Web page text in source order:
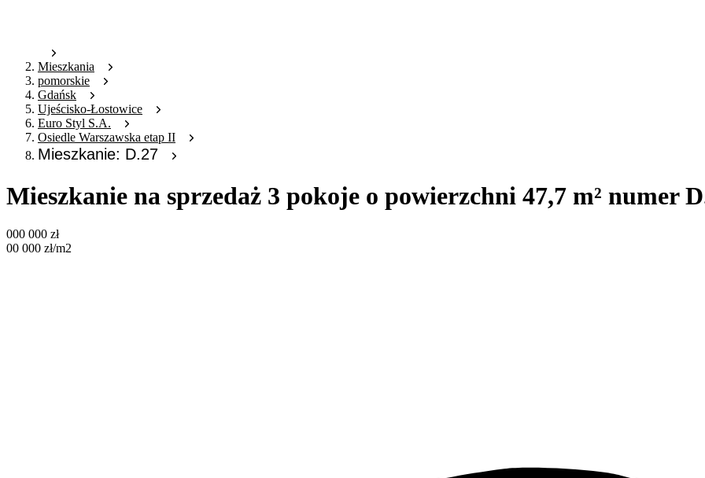
Mieszkania
pomorskie
Gdańsk
Ujeścisko-Łostowice
Euro Styl S.A.
Osiedle Warszawska etap II
Mieszkanie: D.27
Mieszkanie na sprzedaż 3 pokoje o powierzchni 47,7 m² numer
000 000 zł
00 000 zł/m2